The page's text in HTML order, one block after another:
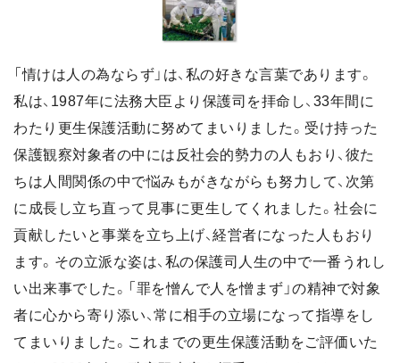
「情けは人の為ならず」は、私の好きな言葉であります。
私は、1987年に法務大臣より保護司を拝命し、33年間に
わたり更生保護活動に努めてまいりました。受け持った
保護観察対象者の中には反社会的勢力の人もおり、彼た
ちは人間関係の中で悩みもがきながらも努力して、次第
に成長し立ち直って見事に更生してくれました。社会に
貢献したいと事業を立ち上げ、経営者になった人もおり
ます。その立派な姿は、私の保護司人生の中で一番うれし
い出来事でした。「罪を憎んで人を憎まず」の精神で対象
者に心から寄り添い、常に相手の立場になって指導をし
てまいりました。これまでの更生保護活動をご評価いた